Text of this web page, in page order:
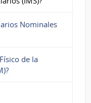
Nominales
de la